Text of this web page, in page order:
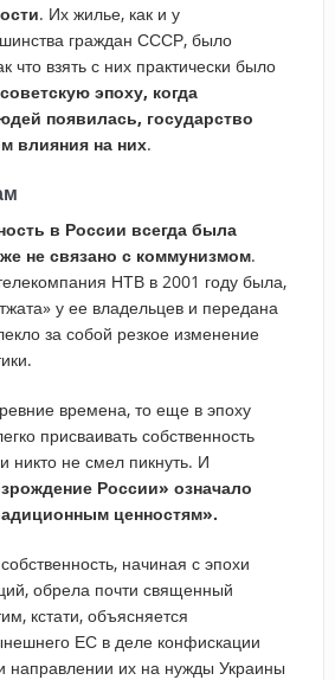
. Их жилье, как и у
граждан СССР, было
что взять с них практически было
эпоху, когда
появилась, государство
влияния на них.
в России всегда была
не связано с коммунизмом.
НТВ в 2001 году была,
у ее владельцев и передана
за собой резкое изменение
времена, то еще в эпоху
присваивать собственность
никто не смел пикнуть. И
России» означало
ценностям».
начиная с эпохи
обрела почти священный
кстати, объясняется
ЕС в деле конфискации
направлении их на нужды Украины